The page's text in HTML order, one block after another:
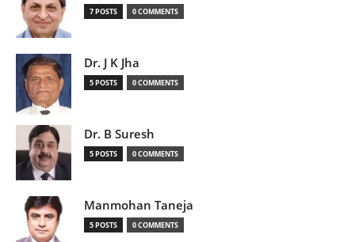
7 POSTS 0 COMMENTS
Dr. J K Jha
5 POSTS 0 COMMENTS
Dr. B Suresh
5 POSTS 0 COMMENTS
Manmohan Taneja
5 POSTS 0 COMMENTS